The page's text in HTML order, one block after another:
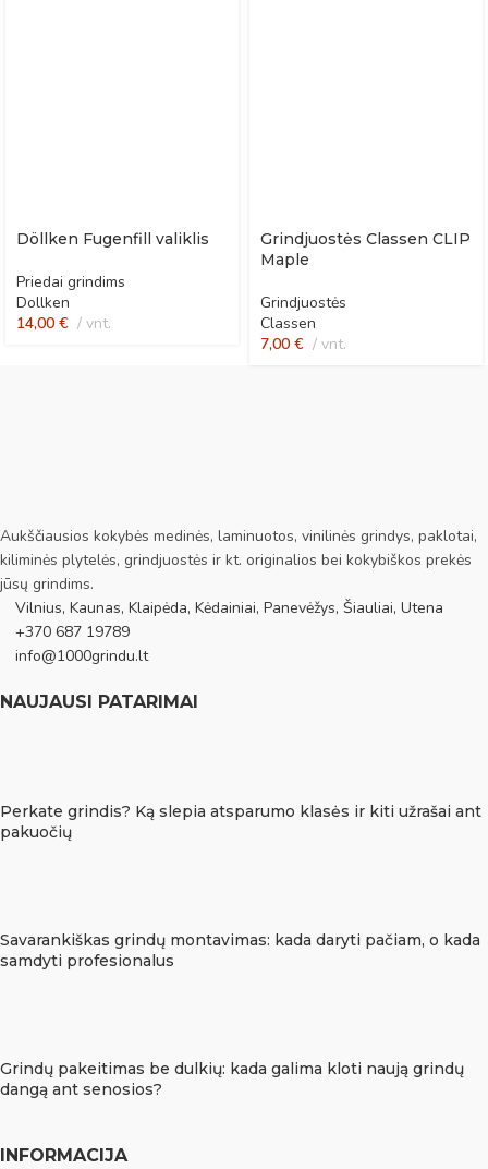
Döllken Fugenfill valiklis
Priedai grindims
Dollken
14,00 € vnt.
Grindjuostės Classen CLIP
Maple
Grindjuostės
Classen
7,00 € vnt.
Aukščiausios kokybės medinės, laminuotos, vinilinės grindys, paklotai,
kiliminės plytelės, grindjuostės ir kt. originalios bei kokybiškos prekės
jūsų grindims.
Vilnius, Kaunas, Klaipėda, Kėdainiai, Panevėžys, Šiauliai, Utena
+370 687 19789
info@1000grindu.lt
NAUJAUSI PATARIMAI
Perkate grindis? Ką slepia atsparumo klasės ir kiti užrašai ant
pakuočių
Savarankiškas grindų montavimas: kada daryti pačiam, o kada
samdyti profesionalus
Grindų pakeitimas be dulkių: kada galima kloti naują grindų
dangą ant senosios?
INFORMACIJA